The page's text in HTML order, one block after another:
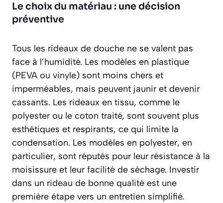
Le choix du matériau : une décision
préventive
Tous les rideaux de douche ne se valent pas
face à l’humidité. Les modèles en plastique
(PEVA ou vinyle) sont moins chers et
imperméables, mais peuvent jaunir et devenir
cassants. Les rideaux en tissu, comme le
polyester ou le coton traité, sont souvent plus
esthétiques et respirants, ce qui limite la
condensation. Les modèles en polyester, en
particulier, sont réputés pour leur résistance à la
moisissure et leur facilité de séchage. Investir
dans un rideau de bonne qualité est une
première étape vers un entretien simplifié.